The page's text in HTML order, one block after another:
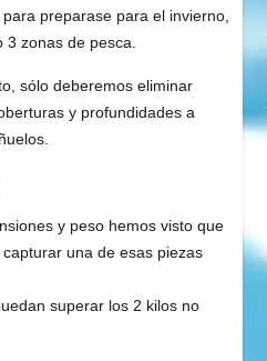
preparase para el invierno,
zonas de pesca.
sólo deberemos eliminar
y profundidades a
y peso hemos visto que
una de esas piezas
superar los 2 kilos no